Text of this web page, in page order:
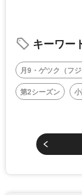
キーワー
月9・ゲツク（フジ
第2シーズン